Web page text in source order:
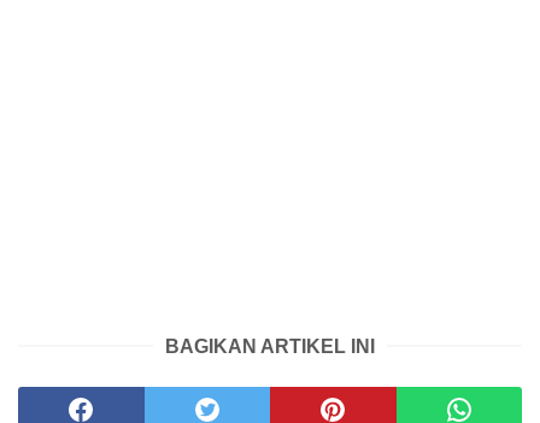
BAGIKAN ARTIKEL INI